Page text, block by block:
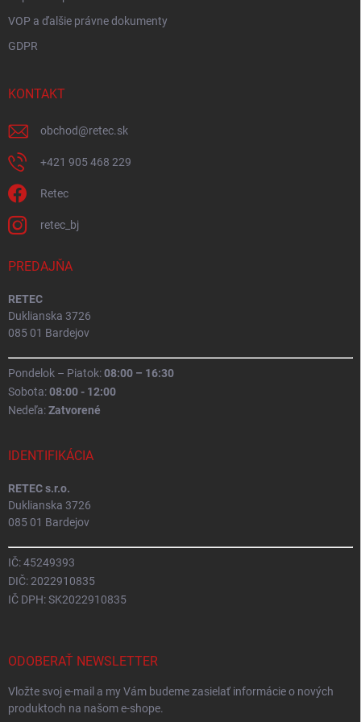
VOP a ďalšie právne dokumenty
GDPR
KONTAKT
obchod@retec.sk
+421 905 468 229
Retec
retec_bj
PREDAJŇA
RETEC
Duklianska 3726
085 01 Bardejov
Pondelok – Piatok:08:00 – 16:30
Sobota:08:00 - 12:00
Nedeľa:Zatvorené
IDENTIFIKÁCIA
RETEC s.r.o.
Duklianska 3726
085 01 Bardejov
IČ: 45249393
DIČ: 2022910835
IČ DPH: SK2022910835
ODOBERAŤ NEWSLETTER
Vložte svoj e-mail a my Vám budeme zasielať informácie o nových
produktoch na našom e-shope.